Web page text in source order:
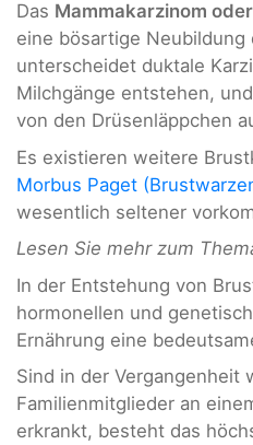
Das Mammakarzinom
eine bösartige
unterscheidet duktale
Milchgänge entstehen,
von den Drüsenläppchen
Es existieren weitere
Morbus Paget
wesentlich seltener
Lesen Sie mehr zum
In der Entstehung von
hormonellen und
Ernährung eine
Sind in der Vergangenheit
Familienmitglieder an
erkrankt, besteht das